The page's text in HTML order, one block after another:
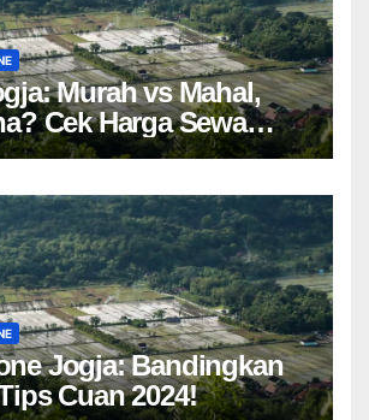
Murah vs Mahal,
Cek Harga Sewa
Jogja: Bandingkan
Cuan 2024!